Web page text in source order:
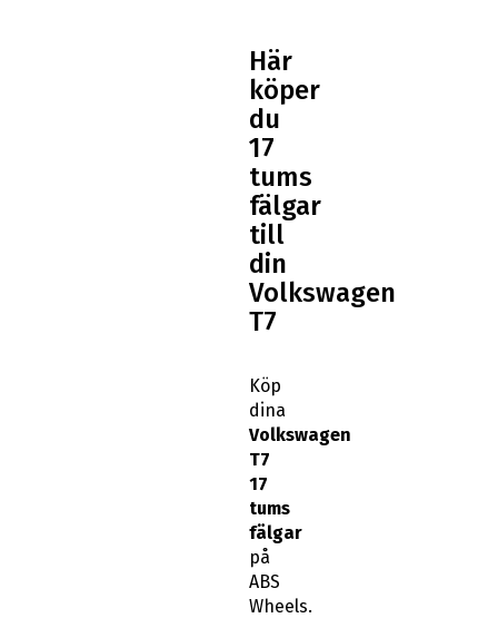
Här
köper
du
17
tums
fälgar
till
din
Volkswagen
T7
Köp
dina
Volkswagen
T7
17
tums
fälgar
på
ABS
Wheels.